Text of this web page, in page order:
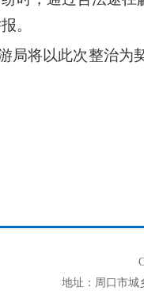
。
局将以此次整治为
地址：周口市城